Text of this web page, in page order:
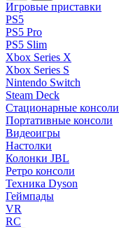
Игровые приставки
PS5
PS5 Pro
PS5 Slim
Xbox Series X
Xbox Series S
Nintendo Switch
Steam Deck
Стационарные консоли
Портативные консоли
Видеоигры
Настолки
Колонки JBL
Ретро консоли
Техника Dyson
Геймпады
VR
RC